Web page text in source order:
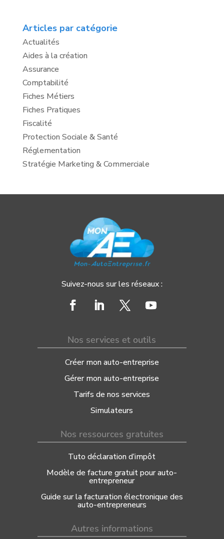
Articles par catégorie
Actualités
Aides à la création
Assurance
Comptabilité
Fiches Métiers
Fiches Pratiques
Fiscalité
Protection Sociale & Santé
Réglementation
Stratégie Marketing & Commerciale
Suivez-nous sur les réseaux :
Nos services et outils
Créer mon auto-entreprise
Gérer mon auto-entreprise
Tarifs de nos services
Simulateurs
Nos ressources gratuites
Tuto déclaration d’impôt
Modèle de facture gratuit pour auto-
entrepreneur
Guide sur la facturation électronique des
auto-entrepreneurs
Autres informations